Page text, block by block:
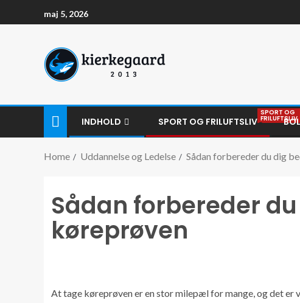
maj 5, 2026
INDHOLD SPORT OG FRILUFTSLIV
SPORT OG
FRILUFTSLIV
Home Uddannelse og Ledelse Sådan forbereder du dig
Sådan forbereder
køreprøven
At tage køreprøven er en stor milepæl for mange, og det